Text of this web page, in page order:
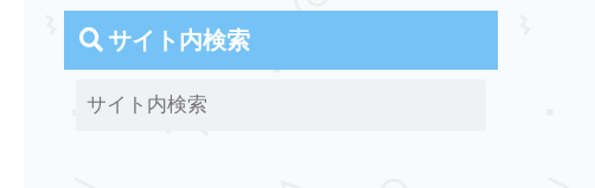
サイト内検索